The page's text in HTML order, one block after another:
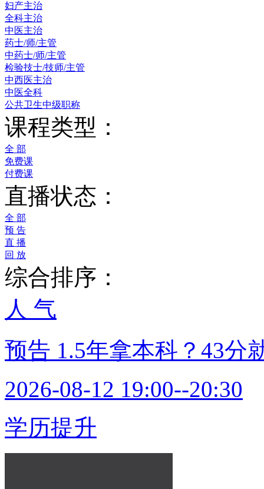
妇产主治
全科主治
中医主治
药士/师/主管
中药士/师/主管
检验技士/技师/主管
中西医主治
中医全科
公共卫生中级职称
课程类型：
全 部
免费课
付费课
直播状态：
全 部
预 告
直 播
回 放
综合排序：
人 气
预告 1.5年拿本科？43分
2026-08-12 19:00--20:30
学历提升